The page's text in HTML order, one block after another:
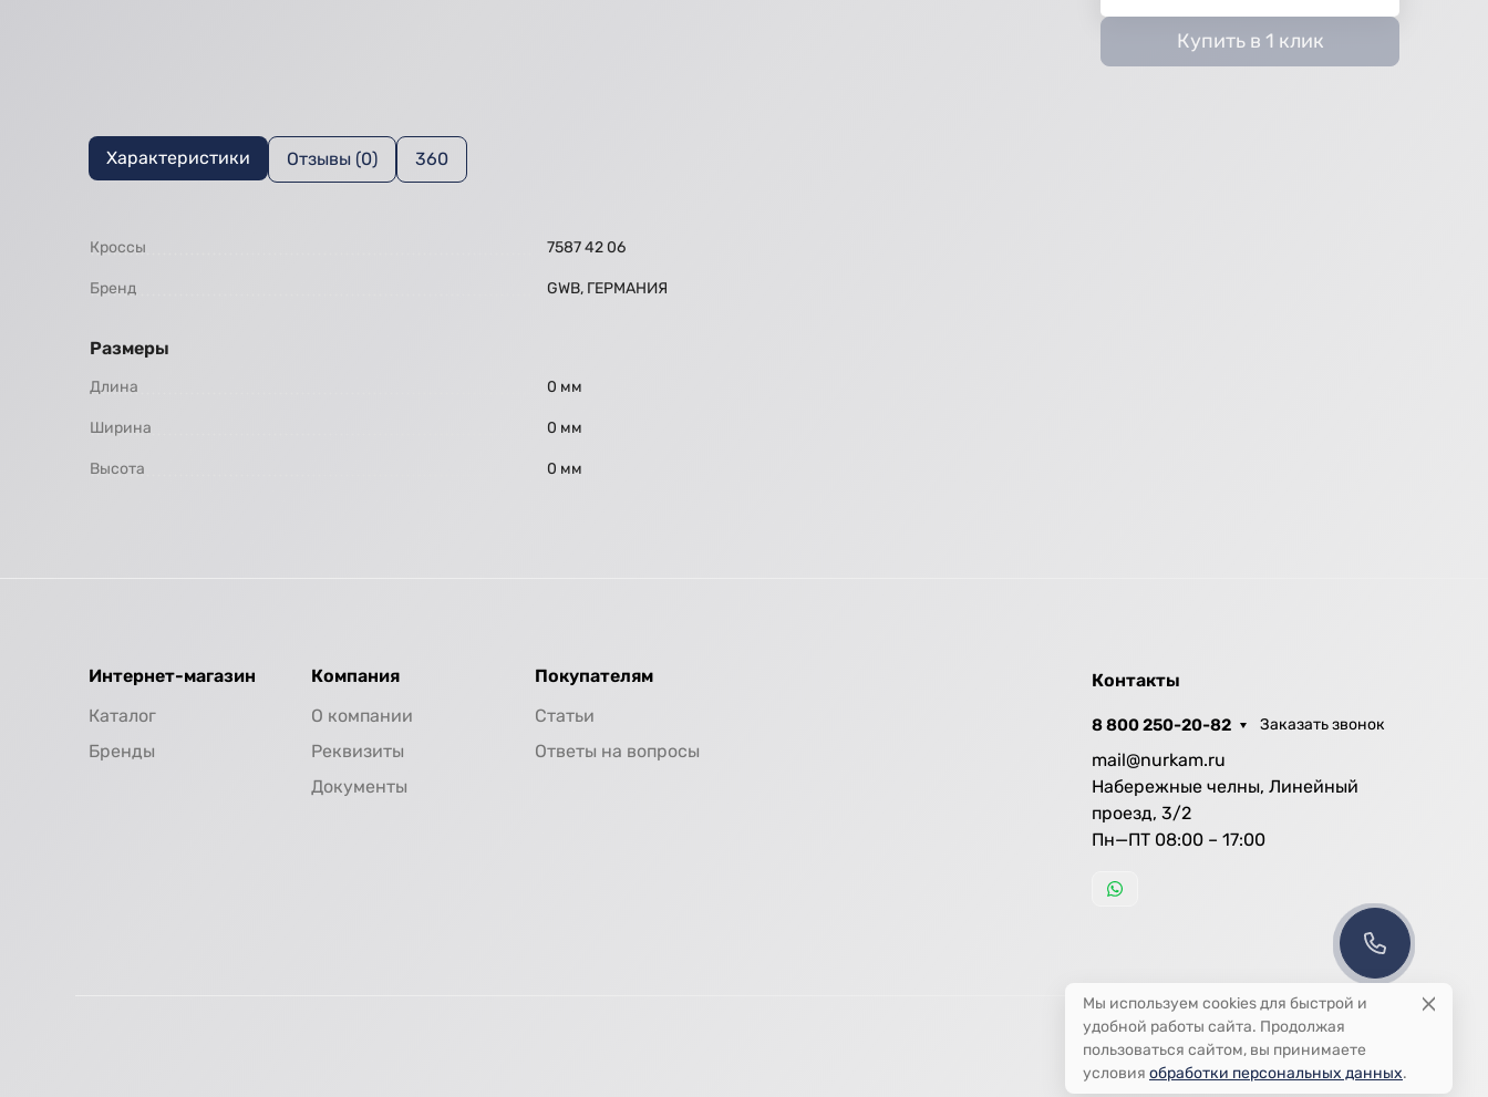
Купить в 1 клик
Характеристики Отзывы (0) 360
Кроссы 7587 42 06
Бренд GWB, ГЕРМАНИЯ
Размеры
Длина 0 мм
Ширина 0 мм
Высота 0 мм
Интернет-магазин
Каталог
Бренды
Компания
О компании
Реквизиты
Документы
Покупателям
Статьи
Ответы на вопросы
Контакты
8 800 250-20-82 Заказать звонок
mail@nurkam.ru
Набережные челны, Линейный
проезд, 3/2
Пн—ПТ 08:00 – 17:00
Мы используем cookies для быстрой и
удобной работы сайта. Продолжая
пользоваться сайтом, вы принимаете
условия обработки персональных данных.